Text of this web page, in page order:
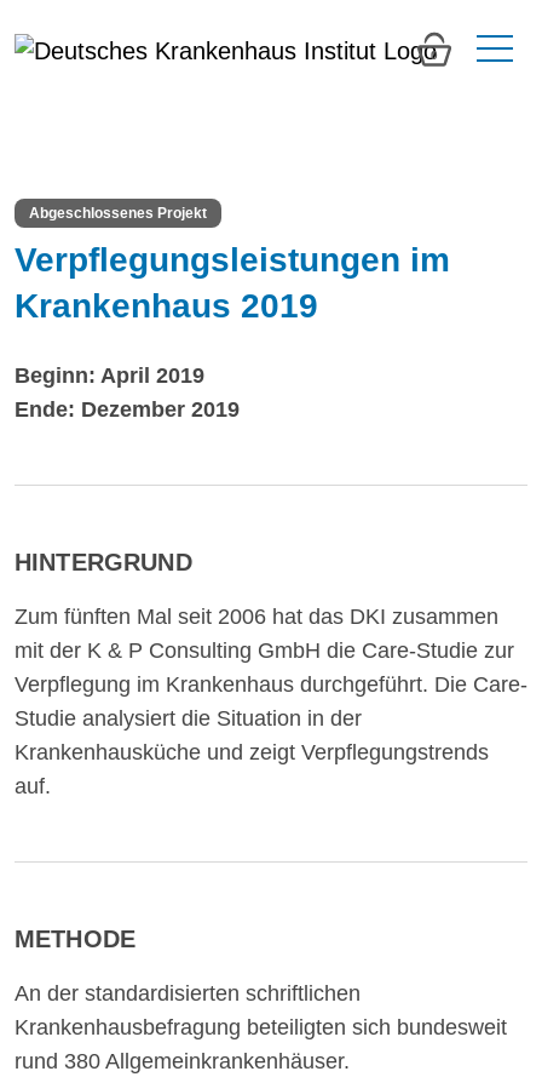
0
Abgeschlossenes Projekt
Verpflegungsleistungen im
Krankenhaus 2019
Beginn: April 2019
Ende: Dezember 2019
HINTERGRUND
Zum fünften Mal seit 2006 hat das DKI zusammen
mit der K & P Consulting GmbH die Care-Studie zur
Verpflegung im Krankenhaus durchgeführt. Die Care-
Studie analysiert die Situation in der
Krankenhausküche und zeigt Verpflegungstrends
auf.
METHODE
An der standardisierten schriftlichen
Krankenhausbefragung beteiligten sich bundesweit
rund 380 Allgemeinkrankenhäuser.